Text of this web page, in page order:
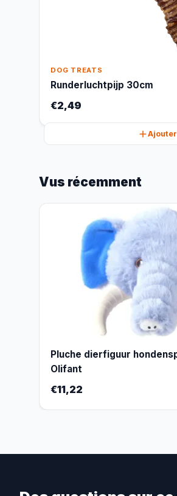
DOG TREATS
Runderluchtpijp 30cm
€2,49
Ajouter
Vus récemment
Pluche dierfiguur
Olifant
€11,22